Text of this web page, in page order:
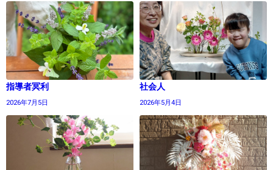
指導者冥利
2026年7月5日
社会人
2026年5月4日